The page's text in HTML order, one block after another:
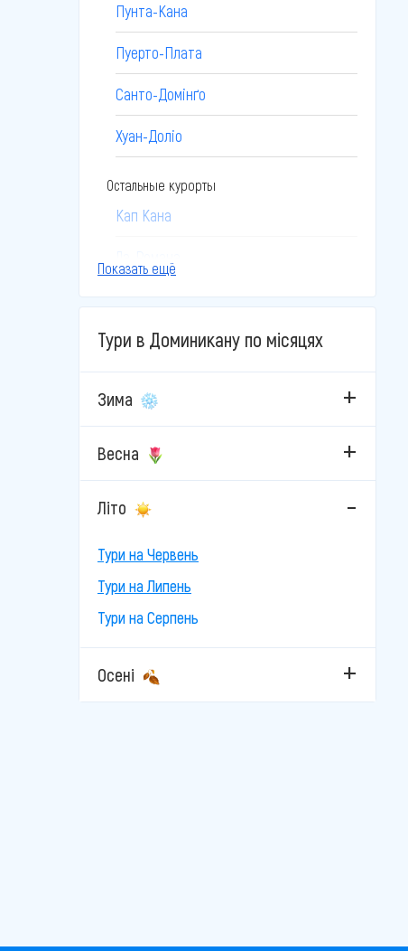
Пунта-Кана
Пуерто-Плата
Санто-Домінґо
Хуан-Доліо
Остальные курорты
Кап Кана
Самана
Уверо-Альто
Показать ещё
Тури в Доминикану по місяцях
Зима
Весна
Літо
Тури на Червень
Тури на Липень
Тури на Серпень
Осені